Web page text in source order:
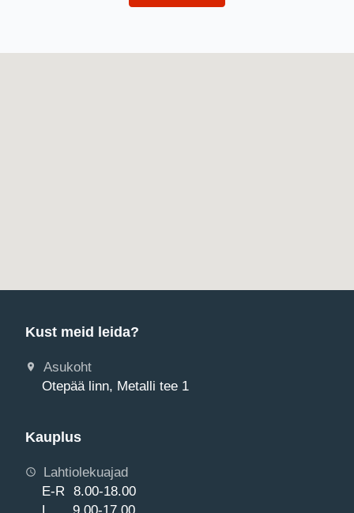
Kust meid leida?
Asukoht
Otepää linn, Metalli tee 1
Kauplus
Lahtiolekuajad
E-R 8.00-18.00
L 9.00-17.00